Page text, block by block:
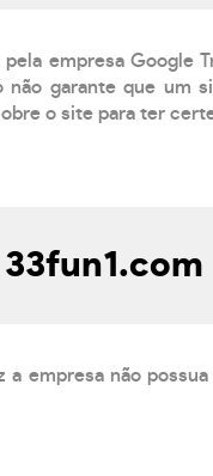
empresa Google
garante que um
o site para ter
empresa não